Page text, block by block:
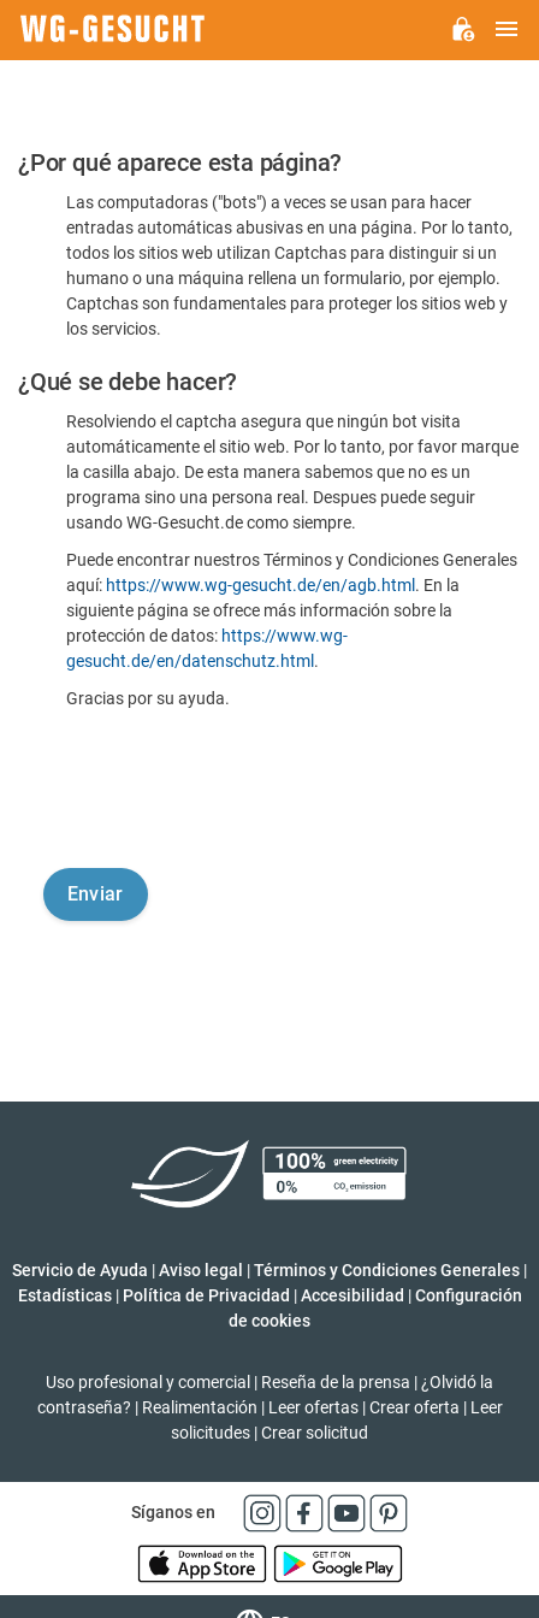
Por
favor,
confirme
humano
¿Por qué aparece esta página?
Las computadoras ("bots") a veces se usan para hacer
entradas automáticas abusivas en una página. Por lo tanto,
todos los sitios web utilizan Captchas para distinguir si un
humano o una máquina rellena un formulario, por ejemplo.
Captchas son fundamentales para proteger los sitios web y
los servicios.
¿Qué se debe hacer?
Resolviendo el captcha asegura que ningún bot visita
automáticamente el sitio web. Por lo tanto, por favor marque
la casilla abajo. De esta manera sabemos que no es un
programa sino una persona real. Despues puede seguir
usando WG-Gesucht.de como siempre.
Puede encontrar nuestros Términos y Condiciones Generales
aquí: https://www.wg-gesucht.de/en/agb.html . En la
siguiente página se ofrece más información sobre la
protección de datos: https://www.wg-
gesucht.de/en/datenschutz.html .
Gracias por su ayuda.
Servicio de Ayuda |Aviso legal |Términos y Condiciones Generales |
Estadísticas | Política de Privacidad | Accesibilidad | Configuración
de cookies
Uso profesional y comercial | Reseña de la prensa | ¿Olvidó la
contraseña? | Realimentación | Leer ofertas | Crear oferta | Leer
solicitudes |Crear solicitud
Síganos en